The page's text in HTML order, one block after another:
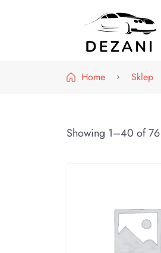
Home Sklep
Showing 1–40 of 76